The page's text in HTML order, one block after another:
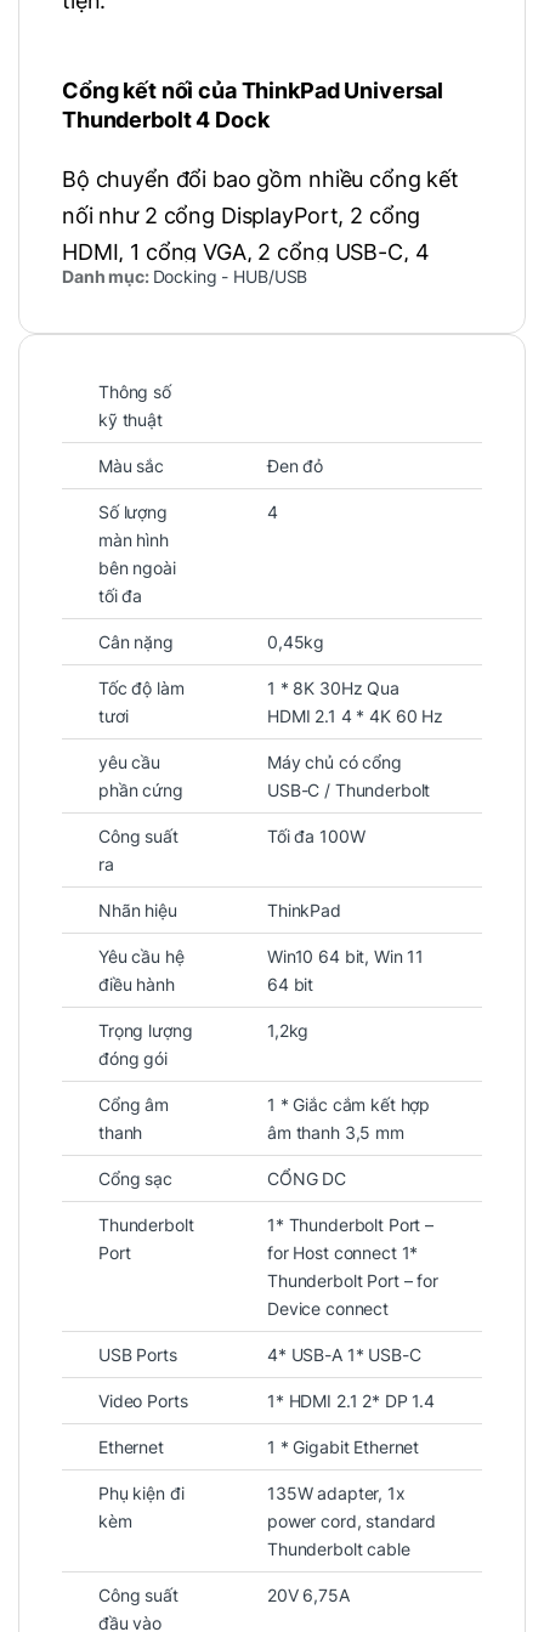
Cổng kết nối củaThinkPad Universal
Thunderbolt 4 Dock
Bộ chuyển đổi bao gồm nhiều cổng kết
nối như 2 cổng DisplayPort, 2 cổng
HDMI, 1 cổng VGA, 2 cổng USB-C, 4
cổng USB-A, 1 cổng Ethernet, 1 cổng âm
hình, máy chiếu, bộ chuyển đổi mạng, ổ
cứng di động, tai nghe và các thiết bị
USB khác.
Truyền tải qua các cổng kết nối của
ThinkPad Universal Thunderbolt 4 Dock
Bộ chuyển đổi
ThinkPad Universal
Thunderbolt 4 Dockcó thể xuất tối đa
đến 3 màn hình, bao gồm 2 màn hình
DisplayPort và 1 màn hình HDMI hoặc
VGA. Tuy nhiên, điều này có thể phụ
thuộc vào cấu hình cụ thể của hệ thống
máy tính và màn hình được kết nối, vì
vậy cần kiểm tra kỹ trước khi sử dụng để
đảm bảo tương thích và hỗ trợ tối đa.
Danh mục: Docking - HUB/USB
Thông số
kỹ thuật
Màu sắc Đen đỏ
Số lượng
màn hình
bên ngoài
tối đa
4
Cân nặng 0,45kg
Tốc độ làm
tươi
1 * 8K 30Hz Qua
HDMI 2.1 4 * 4K 60 Hz
yêu cầu
phần cứng
Máy chủ có cổng
USB-C / Thunderbolt
Công suất
ra
Tối đa 100W
Nhãn hiệu ThinkPad
Yêu cầu hệ
điều hành
Win10 64 bit, Win 11
64 bit
Trọng lượng
đóng gói
1,2kg
Cổng âm
thanh
1 * Giắc cắm kết hợp
âm thanh 3,5 mm
Cổng sạc CỔNG DC
Thunderbolt
Port
1* Thunderbolt Port –
for Host connect 1*
Thunderbolt Port – for
Device connect
USB Ports 4* USB-A 1* USB-C
Video Ports 1* HDMI 2.1 2* DP 1.4
Ethernet 1 * Gigabit Ethernet
Phụ kiện đi
kèm
135W adapter, 1x
power cord, standard
Thunderbolt cable
Công suất
đầu vào
20V 6,75A